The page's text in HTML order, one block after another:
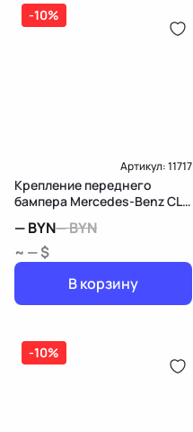
-10%
Артикул:11717
Крепление переднего
бампера Mercedes-Benz CLS
—BYN—BYN
~ — $
В корзину
-10%